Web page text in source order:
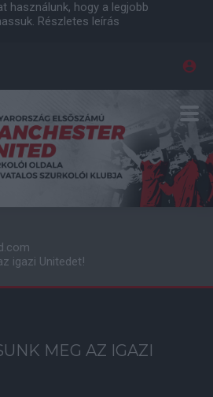
használunk, hogy a legjobb
Részletes leírás
igazi Unitedet!
MEG AZ IGAZI